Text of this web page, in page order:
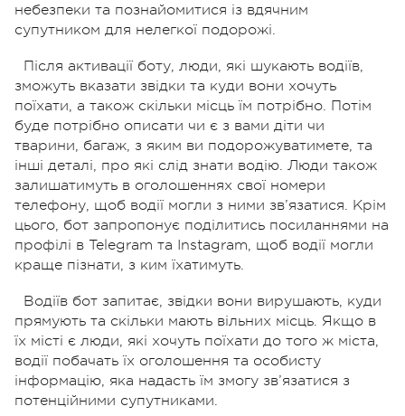
небезпеки та познайомитися із вдячним
супутником для нелегкої подорожі.
Після активації боту, люди, які шукають водіїв,
зможуть вказати звідки та куди вони хочуть
поїхати, а також скільки місць їм потрібно. Потім
буде потрібно описати чи є з вами діти чи
тварини, багаж, з яким ви подорожуватимете, та
інші деталі, про які слід знати водію. Люди також
залишатимуть в оголошеннях свої номери
телефону, щоб водії могли з ними зв’язатися. Крім
цього, бот запропонує поділитись посиланнями на
профілі в Telegram та Instagram, щоб водії могли
краще пізнати, з ким їхатимуть.
Водіїв бот запитає, звідки вони вирушають, куди
прямують та скільки мають вільних місць. Якщо в
їх місті є люди, які хочуть поїхати до того ж міста,
водії побачать їх оголошення та особисту
інформацію, яка надасть їм змогу зв’язатися з
потенційними супутниками.